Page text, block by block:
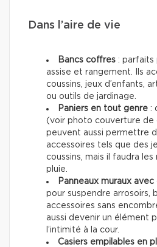
Dans l’aire de vie
Bancs coffres : parfaits
assise et rangement. Ils
coussins, jeux d’enfants,
ou outils de jardinage.
Paniers en tout genre :
(voir photo couverture de
peuvent aussi permettre
accessoires tels que des
coussins, mais il faudra
pluie.
Panneaux muraux
pour suspendre arrosoirs,
accessoires sans
aussi devenir un élément
l’intimité à la cour.
Casiers empilables en